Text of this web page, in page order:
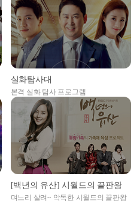
실화탐사대
본격 실화 탐사 프로그램
[백년의 유산] 시월드의 끝판왕
며느리 살려~ 악독한 시월드의 끝판왕